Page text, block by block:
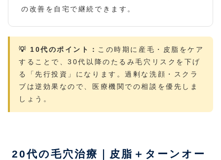
の改善を自宅で継続できます。
💡 10代のポイント： この時期に産毛・皮脂をケア
することで、30代以降のたるみ毛穴リスクを下げ
る「先行投資」になります。過剰な洗顔・スクラ
ブは逆効果なので、医療機関での相談を優先しま
しょう。
20代の毛穴治療｜皮脂＋ターンオー